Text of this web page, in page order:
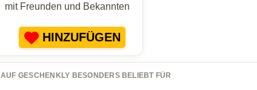
mit Freunden und Bekannten
HINZUFÜGEN
AUF GESCHENKLY BESONDERS BELIEBT FÜR